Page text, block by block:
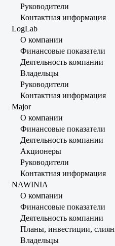
Руководители
Контактная информация
LogLab
О компании
Финансовые показатели
Деятельность компании
Владельцы
Руководители
Контактная информация
Major
О компании
Финансовые показатели
Деятельность компании
Акционеры
Руководители
Контактная информация
NAWINIA
О компании
Финансовые показатели
Деятельность компании
Планы, инвестиции,
Владельцы